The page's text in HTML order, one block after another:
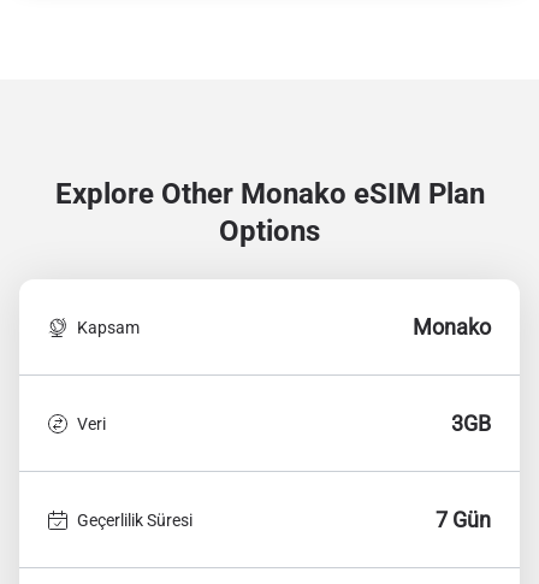
Explore Other Monako eSIM Plan
Options
Kapsam Monako
Veri 3GB
Geçerlilik Süresi 7 Gün